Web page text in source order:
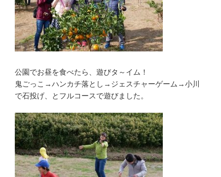
公園でお昼を食べたら、遊びタ～イム！
鬼ごっこ→ハンカチ落とし→ジェスチャーゲーム→小川
で石投げ、とフルコースで遊びました。